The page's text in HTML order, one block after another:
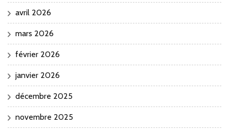
avril 2026
mars 2026
février 2026
janvier 2026
décembre 2025
novembre 2025